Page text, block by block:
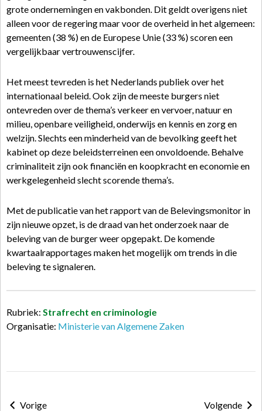
grote ondernemingen en vakbonden. Dit geldt overigens niet
alleen voor de regering maar voor de overheid in het algemeen:
gemeenten (38 %) en de Europese Unie (33 %) scoren een
vergelijkbaar vertrouwenscijfer.
Het meest tevreden is het Nederlands publiek over het
internationaal beleid. Ook zijn de meeste burgers niet
ontevreden over de thema’s verkeer en vervoer, natuur en
milieu, openbare veiligheid, onderwijs en kennis en zorg en
welzijn. Slechts een minderheid van de bevolking geeft het
kabinet op deze beleidsterreinen een onvoldoende. Behalve
criminaliteit zijn ook financiën en koopkracht en economie en
werkgelegenheid slecht scorende thema’s.
Met de publicatie van het rapport van de Belevingsmonitor in
zijn nieuwe opzet, is de draad van het onderzoek naar de
beleving van de burger weer opgepakt. De komende
kwartaalrapportages maken het mogelijk om trends in die
beleving te signaleren.
Rubriek: Strafrecht en criminologie
Organisatie: Ministerie van Algemene Zaken
Vorige
Volgende